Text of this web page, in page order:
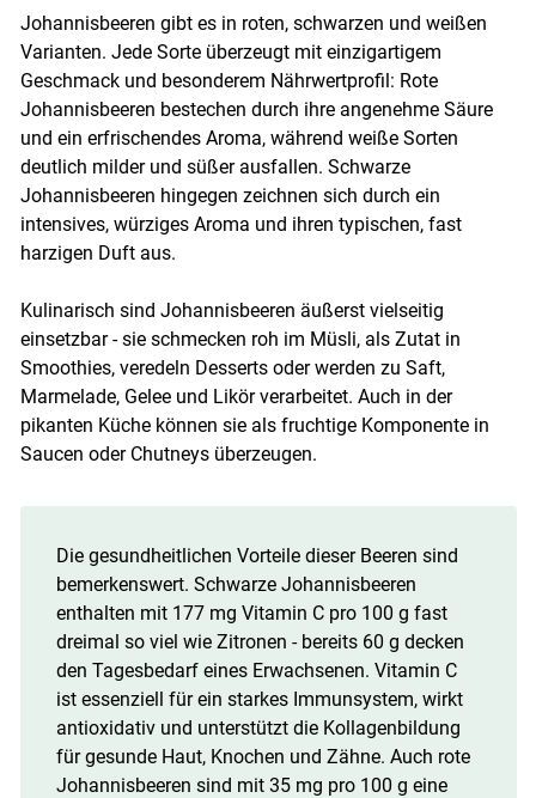
Skip to main content
Johannisbeeren gibt es in roten, schwarzen und weißen
Varianten. Jede Sorte überzeugt mit einzigartigem
Geschmack und besonderem Nährwertprofil: Rote
Johannisbeeren bestechen durch ihre angenehme Säure
und ein erfrischendes Aroma, während weiße Sorten
deutlich milder und süßer ausfallen. Schwarze
Johannisbeeren hingegen zeichnen sich durch ein
intensives, würziges Aroma und ihren typischen, fast
harzigen Duft aus.
Kulinarisch sind Johannisbeeren äußerst vielseitig
einsetzbar - sie schmecken roh im Müsli, als Zutat in
Smoothies, veredeln Desserts oder werden zu Saft,
Marmelade, Gelee und Likör verarbeitet. Auch in der
pikanten Küche können sie als fruchtige Komponente in
Saucen oder Chutneys überzeugen.
Die gesundheitlichen Vorteile dieser Beeren sind
bemerkenswert. Schwarze Johannisbeeren
enthalten mit 177 mg Vitamin C pro 100 g fast
dreimal so viel wie Zitronen - bereits 60 g decken
den Tagesbedarf eines Erwachsenen. Vitamin C
ist essenziell für ein starkes Immunsystem, wirkt
antioxidativ und unterstützt die Kollagenbildung
für gesunde Haut, Knochen und Zähne. Auch rote
Johannisbeeren sind mit 35 mg pro 100 g eine